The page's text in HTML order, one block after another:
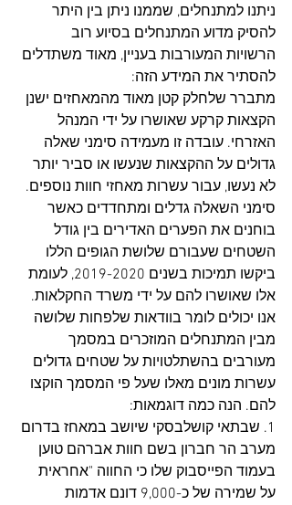
ניתנו למתנחלים, שממנו ניתן בין היתר
להסיק מדוע המתנחלים בסיוע רוב
הרשויות המעורבות בעניין, מאוד משתדלים
להסתיר את המידע הזה:
מתברר שלחלק קטן מאוד מהמאחזים ישנן
הקצאות קרקע שאושרו על ידי המנהל
האזרחי. עובדה זו מעמידה סימני שאלה
גדולים על ההקצאות שנעשו או סביר יותר
לא נעשו, עבור עשרות מאחזי חוות נוספים.
סימני השאלה גדלים ומתחדדים כאשר
בוחנים את הפערים האדירים בין גודל
השטחים שעבורם שלושת הגופים הללו
ביקשו תמיכות בשנים 2019-2020, לעומת
אלו שאושרו להם על ידי משרד החקלאות.
אנו יכולים לומר בוודאות שלפחות שלושה
מבין המתנחלים המוזכרים במסמך
מעורבים בהשתלטויות על שטחים גדולים
עשרות מונים מאלו שעל פי המסמך הוקצו
להם. הנה כמה דוגמאות:
1. שבתאי קושלבסקי שיושב במאחז בדרום
מערב הר חברון בשם חוות אברהם טוען
בעמוד הפייסבוק שלו כי החווה "אחראית
על שמירה של כ-9,000 דונם אדמות